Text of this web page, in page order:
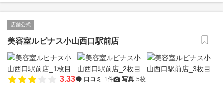
店舗公式
美容室ルピナス小山西口駅前店
3.33 口コミ 1件 写真 5枚